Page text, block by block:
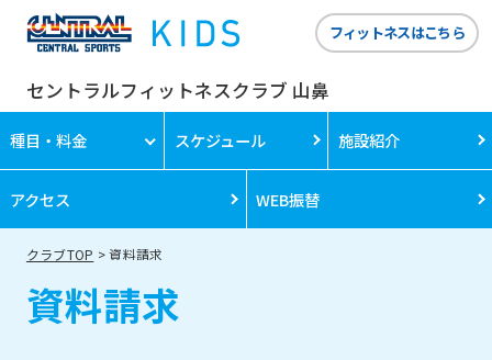
セントラルフィットネスクラブ 山鼻
フィットネスはこちら
種目・料金 スケジュール 施設紹介
アクセス WEB振替
クラブTOP 資料請求
資料請求